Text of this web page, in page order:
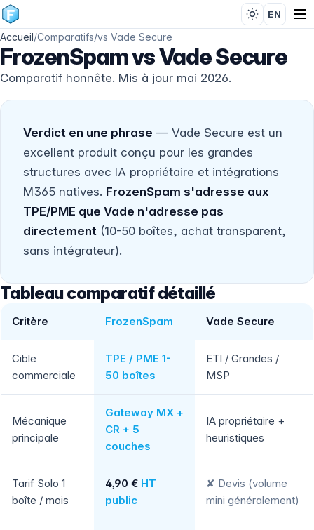
EN
Accueil/Comparatifs/vs Vade Secure
FrozenSpam vs Vade Secure
Comparatif honnête. Mis à jour mai 2026.
Verdict en une phrase — Vade Secure est un
excellent produit conçu pour les grandes
structures avec IA propriétaire et intégrations
M365 natives. FrozenSpam s'adresse aux
TPE/PME que Vade n'adresse pas
directement (10-50 boîtes, achat transparent,
sans intégrateur).
Tableau comparatif détaillé
Critère FrozenSpam Vade Secure
Cible
commerciale
TPE / PME 1-
50 boîtes
ETI / Grandes /
MSP
Mécanique
principale
Gateway MX +
CR + 5
couches
IA propriétaire +
heuristiques
Tarif Solo 1
boîte / mois
4,90 € HT
public
✘ Devis (volume
mini généralement)